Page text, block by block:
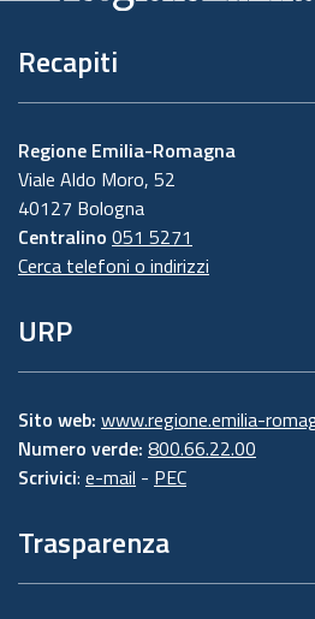
Recapiti
Regione Emilia-Romagna
Viale Aldo Moro, 52
40127 Bologna
Centralino 051 5271
Cerca telefoni o indirizzi
URP
Sito web: www.regione.emilia-
Numero verde: 800.66.22.00
Scrivici: e-mail - PEC
Trasparenza